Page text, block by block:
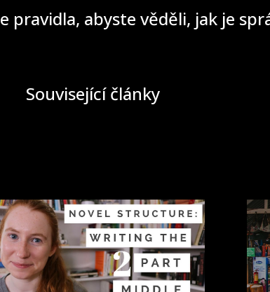
pravidla, abyste věděli, jak je
Související články